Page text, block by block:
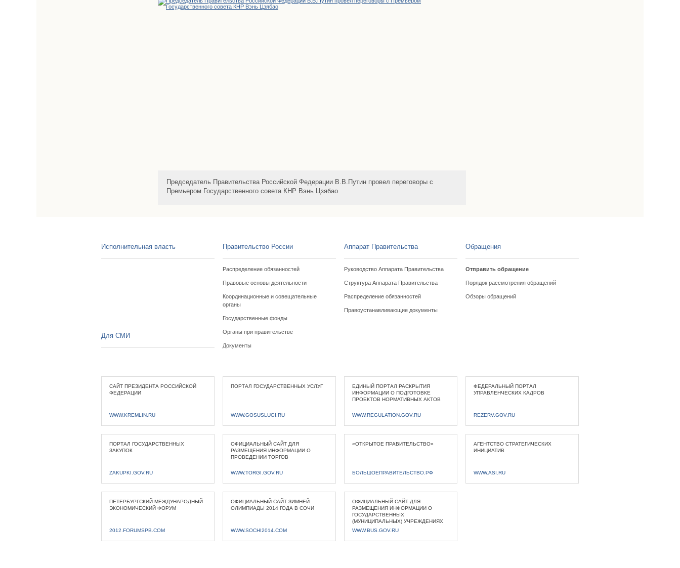
Председатель Правительства Российской Федерации В.В.Путин провел переговоры с
Премьером Государственного совета КНР Вэнь Цзябао
Исполнительная власть Правительство России
Распределение обязанностей
Правовые основы деятельности
Координационные и совещательные
органы
Государственные фонды
Органы при правительстве
Документы
Аппарат Правительства
Руководство Аппарата Правительства
Структура Аппарата Правительства
Распределение обязанностей
Правоустанавливающие документы
Обращения
Отправить обращение
Порядок рассмотрения обращений
Обзоры обращений
Для СМИ
САЙТ ПРЕЗИДЕНТА РОССИЙСКОЙ
ФЕДЕРАЦИИ
WWW.KREMLIN.RU
ПОРТАЛ ГОСУДАРСТВЕННЫХ УСЛУГ
WWW.GOSUSLUGI.RU
ЕДИНЫЙ ПОРТАЛ РАСКРЫТИЯ
ИНФОРМАЦИИ О ПОДГОТОВКЕ
ПРОЕКТОВ НОРМАТИВНЫХ АКТОВ
WWW.REGULATION.GOV.RU
ФЕДЕРАЛЬНЫЙ ПОРТАЛ
УПРАВЛЕНЧЕСКИХ КАДРОВ
REZERV.GOV.RU
ПОРТАЛ ГОСУДАРСТВЕННЫХ
ЗАКУПОК
ZAKUPKI.GOV.RU
ОФИЦИАЛЬНЫЙ САЙТ ДЛЯ
РАЗМЕЩЕНИЯ ИНФОРМАЦИИ О
ПРОВЕДЕНИИ ТОРГОВ
WWW.TORGI.GOV.RU
«ОТКРЫТОЕ ПРАВИТЕЛЬСТВО»
БОЛЬШОЕПРАВИТЕЛЬСТВО.РФ
АГЕНТСТВО СТРАТЕГИЧЕСКИХ
ИНИЦИАТИВ
WWW.ASI.RU
ПЕТЕРБУРГСКИЙ МЕЖДУНАРОДНЫЙ
ЭКОНОМИЧЕСКИЙ ФОРУМ
2012.FORUMSPB.COM
ОФИЦИАЛЬНЫЙ САЙТ ЗИМНЕЙ
ОЛИМПИАДЫ 2014 ГОДА В СОЧИ
WWW.SOCHI2014.COM
ОФИЦИАЛЬНЫЙ САЙТ ДЛЯ
РАЗМЕЩЕНИЯ ИНФОРМАЦИИ О
ГОСУДАРСТВЕННЫХ
(МУНИЦИПАЛЬНЫХ) УЧРЕЖДЕНИЯХ
WWW.BUS.GOV.RU